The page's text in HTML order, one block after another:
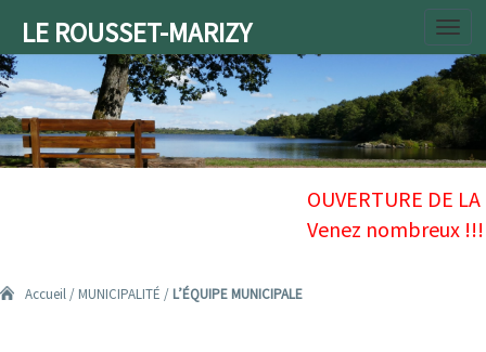
LE ROUSSET-MARIZY
Accueil/ MUNICIPALITÉ / L’ÉQUIPE MUNICIPALE